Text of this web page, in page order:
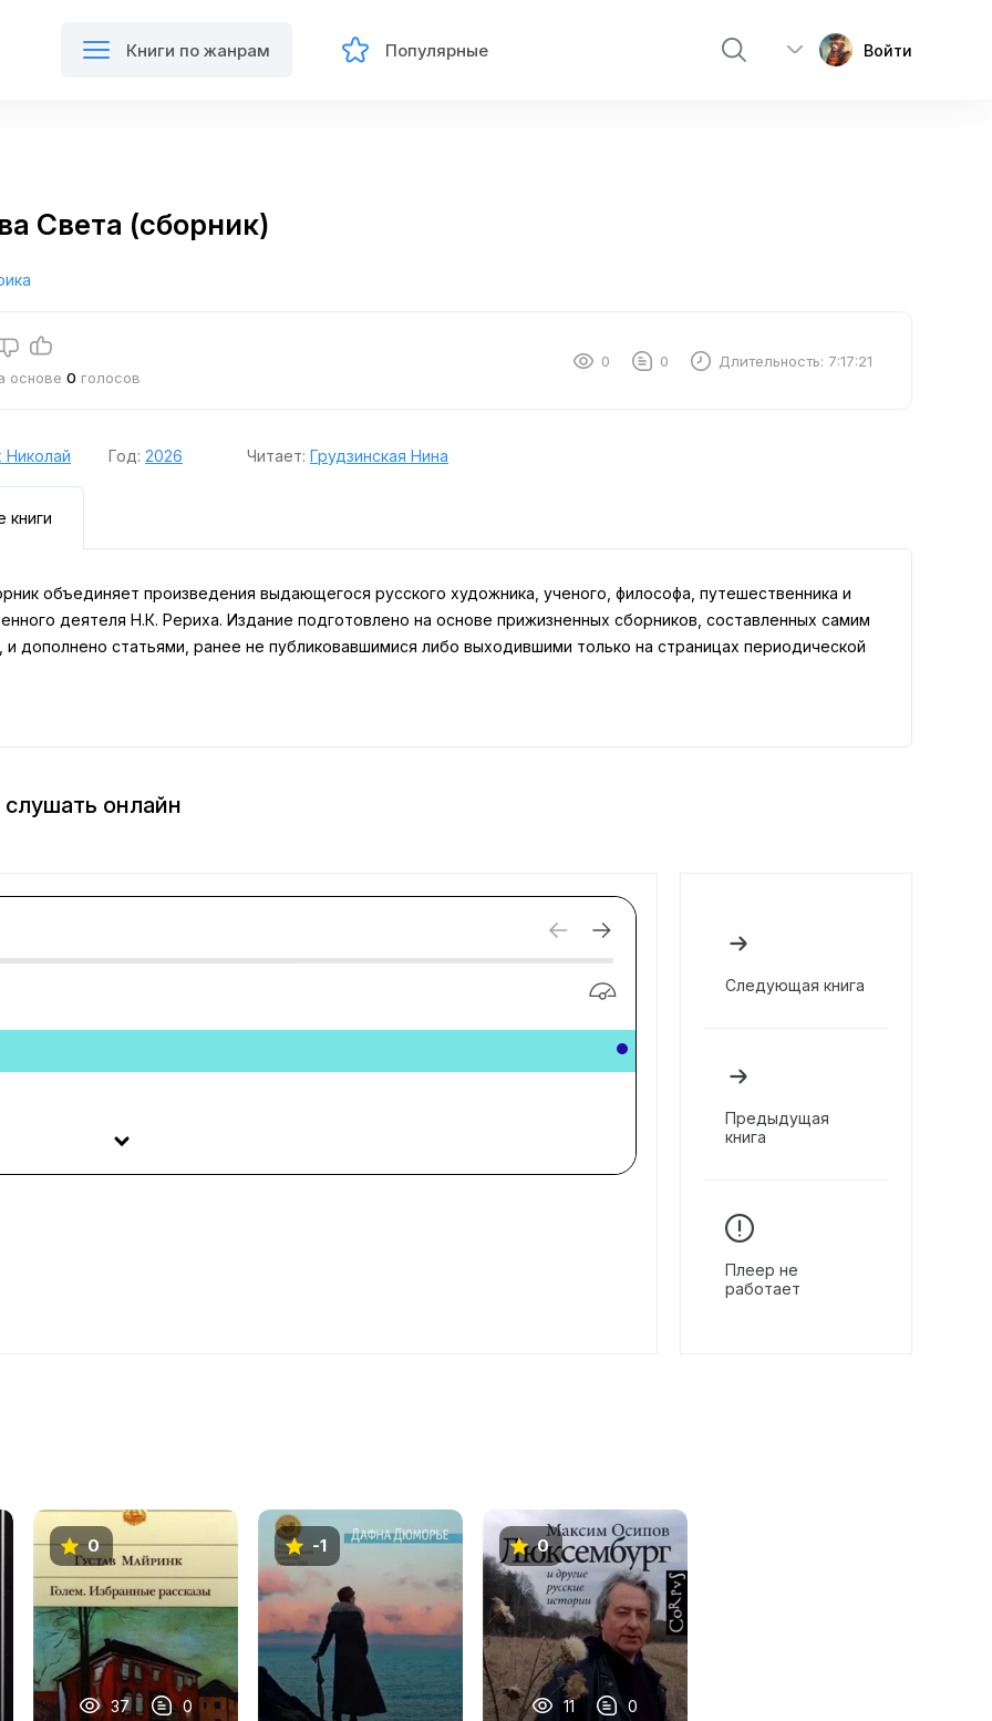
Книги по жанрам Популярные Войти
Света (сборник)
основе 0 голосов
0 0 Длительность: 7:17:21
Николай Год: 2026 Читает: Грудзинская Нина
книги
объединяет произведения выдающегося русского художника, ученого, философа, путешественника и
деятеля Н.К. Рериха. Издание подготовлено на основе прижизненных сборников, составленных самим
и дополнено статьями, ранее не публиковавшимися либо выходившими только на страницах периодической
онлайн
Следующая книга
Предыдущая
книга
Плеер не
работает
0
37 0
-1 0
11 0